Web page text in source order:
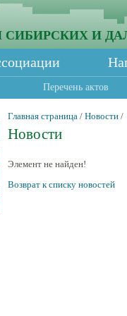
И
Перечень актов
Главная страница / Новости /
Новости
Элемент не найден!
Возврат к списку новостей